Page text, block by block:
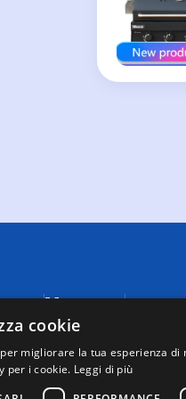
Menu
Negozi
Supporto
Mappa del
sito
A causa
tutte le
Questo
cookie
migliorare la tua esperienza
per i cookie. Leggi di più